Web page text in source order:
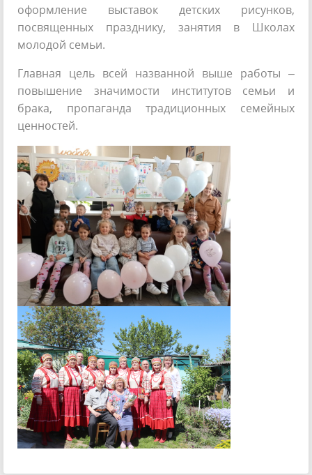
оформление выставок детских рисунков,
посвященных празднику, занятия в Школах
молодой семьи.
Главная цель всей названной выше работы –
повышение значимости институтов семьи и
брака, пропаганда традиционных семейных
ценностей.